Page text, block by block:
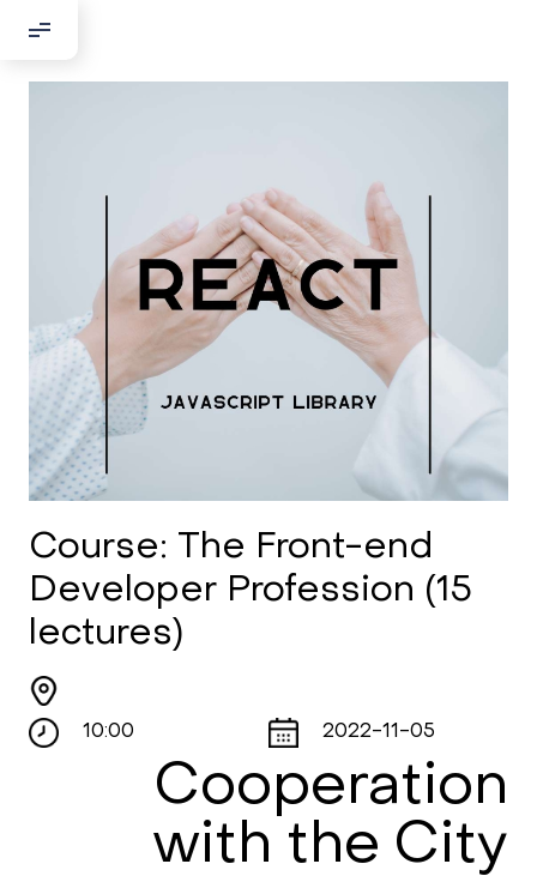
Kontaktní e-mail:
youthincluded@gmail.com
Или в соцсети Telegram:
@Interkulturnipracepraha14
Course: The Front-end
Developer Profession (15
lectures)
10:00 2022-11-05
Cooperation
with the City